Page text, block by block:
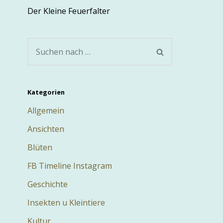
Der Kleine Feuerfalter
Kategorien
Allgemein
Ansichten
Blüten
FB Timeline Instagram
Geschichte
Insekten u Kleintiere